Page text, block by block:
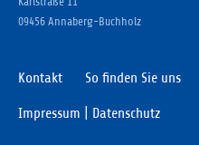
09456 Annaberg-Buchholz
Kontakt So finden Sie uns
Impressum | Datenschutz